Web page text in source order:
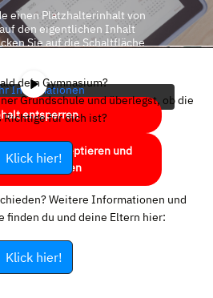
einen Platzhalterinhalt von
den eigentlichen Inhalt
Sie auf die Schaltfläche
Informationen
entsperren
Service akzeptieren und
entsperren
dein Gymnasium?
Grundschule und überlegst, ob die
Richtige für dich ist?
Klick hier!
Weitere Informationen und
finden du und deine Eltern hier:
Klick hier!